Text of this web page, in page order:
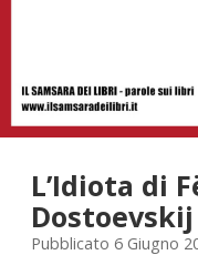
L’Idiota di
Dostoevskij
Pubblicato 6 Giugno